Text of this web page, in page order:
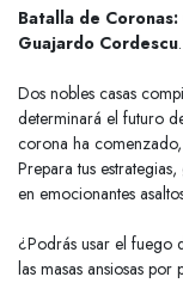
Batalla de Coronas:
Guajardo Cordescu.
Dos nobles casas
determinará el futuro
corona ha
Prepara tus
en emocionantes
¿Podrás usar el fuego
las masas ansiosas por